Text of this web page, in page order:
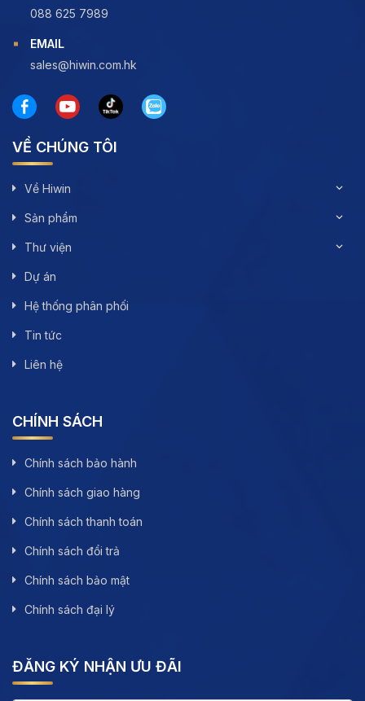
088 625 7989
EMAIL
sales@hiwin.com.hk
VỀ CHÚNG TÔI
Về Hiwin
Sản phẩm
Thư viện
Dự án
Hệ thống phân phối
Tin tức
Liên hệ
CHÍNH SÁCH
Chính sách bảo hành
Chính sách giao hàng
Chính sách thanh toán
Chính sách đổi trả
Chính sách bảo mật
Chính sách đại lý
ĐĂNG KÝ NHẬN ƯU ĐÃI